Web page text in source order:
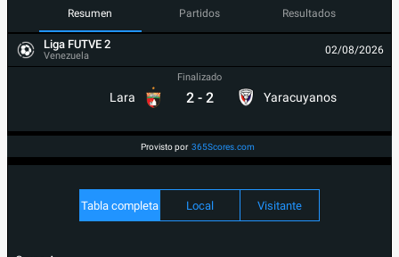
Resumen Partidos Resultados
Liga FUTVE 2
Venezuela 02/08/2026
Lara
Finalizado
2 - 2 Yaracuyanos
Provisto por 365Scores.com
Tabla completa Local Visitante